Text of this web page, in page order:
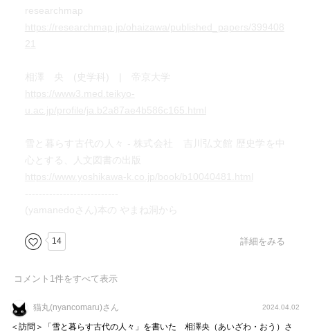
researchmap
相澤 央 (史学科) | 帝京大学
雪と暮らす古代の人々 - 株式会社 吉川弘文館 歴史学を中
心とする、人文図書の出版
---------------------------
(yamanedoさん)本の やまね洞から
14 詳細をみる
コメント 1件をすべて表示
猫丸(nyancomaru)さん 2024.04.02
＜訪問＞「雪と暮らす古代の人々」を書いた 相澤央（あいざわ・おう）さ